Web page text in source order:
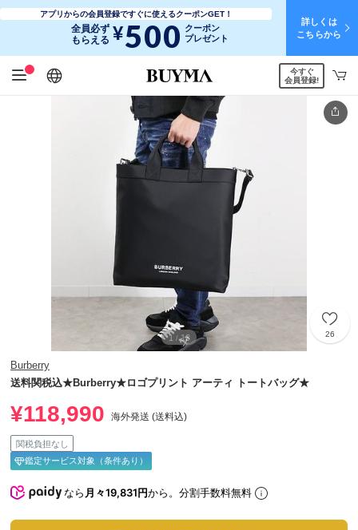
アプリからの会員登録ですぐに使えるクーポンGET！
全員必ず
もらえる ¥500 クーポン
プレゼント
詳しくは
こちらから
日本語
English
简体中文
繁體中文
今すぐ
会員登録!
1 / 13 26
Burberry
送料関税込★Burberry★ロゴプリント アーティ トートバッグ★
¥118,990 海外発送 (送料込)
関税負担なし
鑑定サービス対象（条件あり）
なら月々19,831円から。分割手数料無料